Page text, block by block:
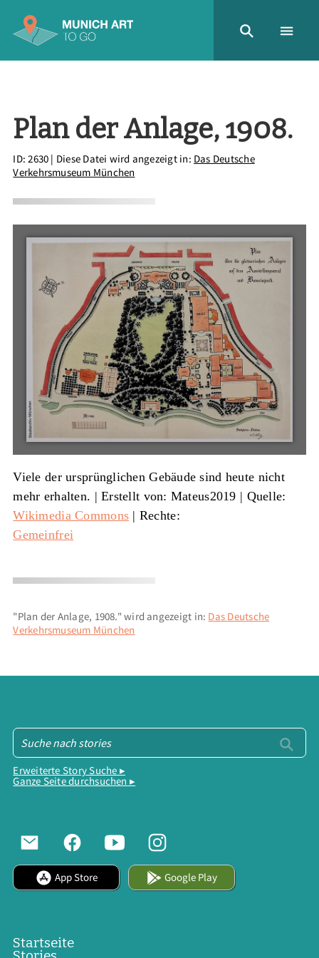
Plan der Anlage, 1908.
ID: 2630 | Diese Datei wird angezeigt in: Das Deutsche
Verkehrsmuseum München
Viele der ursprünglichen Gebäude sind heute nicht
mehr erhalten. |Erstellt von: Mateus2019 | Quelle:
Wikimedia Commons | Rechte:
Gemeinfrei
"Plan der Anlage, 1908." wird angezeigt in: Das Deutsche
Verkehrsmuseum München
Erweiterte Story Suche ▸
Ganze Seite durchsuchen ▸
App Store Google Play
Startseite